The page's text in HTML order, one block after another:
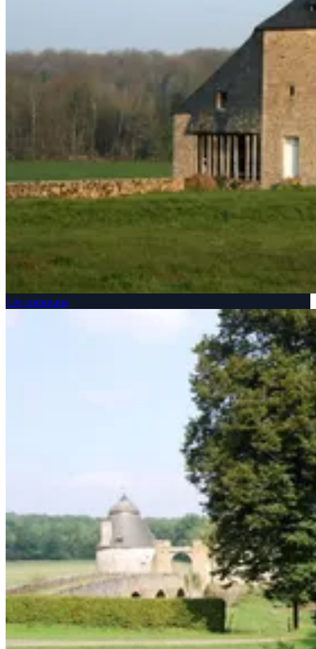
Les communs